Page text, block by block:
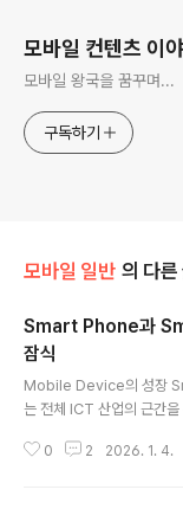
모바일 컨텐츠 이
모바일 왕국을 꿈꾸며...
구독하기
모바일 일반 의 다른
Smart Phone과
잠식
Mobile Device의 성장
는 전체 ICT 산업의 근간을
준으로 5년내에 3.92배 성
0 2 2026. 1. 4.